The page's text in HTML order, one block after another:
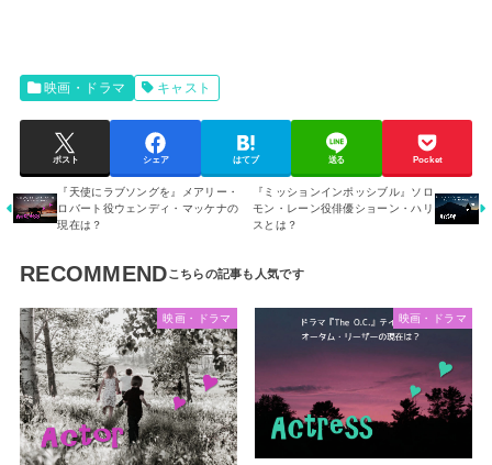
映画・ドラマ キャスト
ポスト シェア はてブ 送る Pocket
『天使にラブソングを』メアリー・
ロバート役ウェンディ・マッケナの
現在は？
『ミッションインポッシブル』ソロ
モン・レーン役俳優ショーン・ハリ
スとは？
RECOMMEND
映画・ドラマ 映画・ドラマ